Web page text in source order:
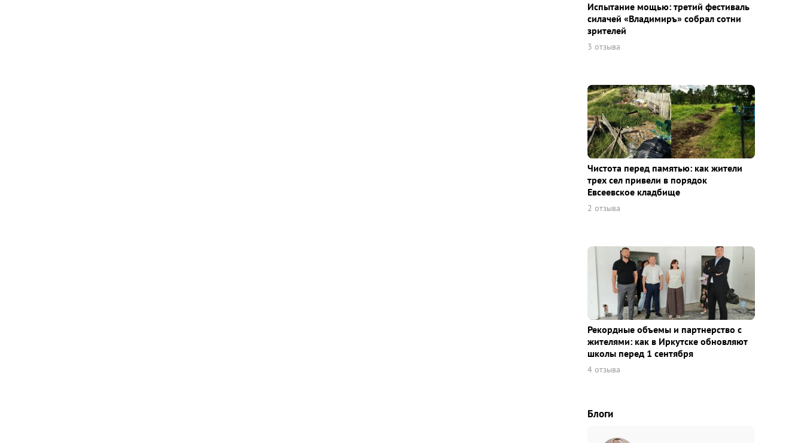
Испытание мощью: третий фестиваль
силачей «Владимиръ» собрал сотни
зрителей
3 отзыва
Чистота перед памятью: как жители
трех сел привели в порядок
Евсеевское кладбище
2 отзыва
Рекордные объемы и партнерство с
жителями: как в Иркутске обновляют
школы перед 1 сентября
4 отзыва
Блоги